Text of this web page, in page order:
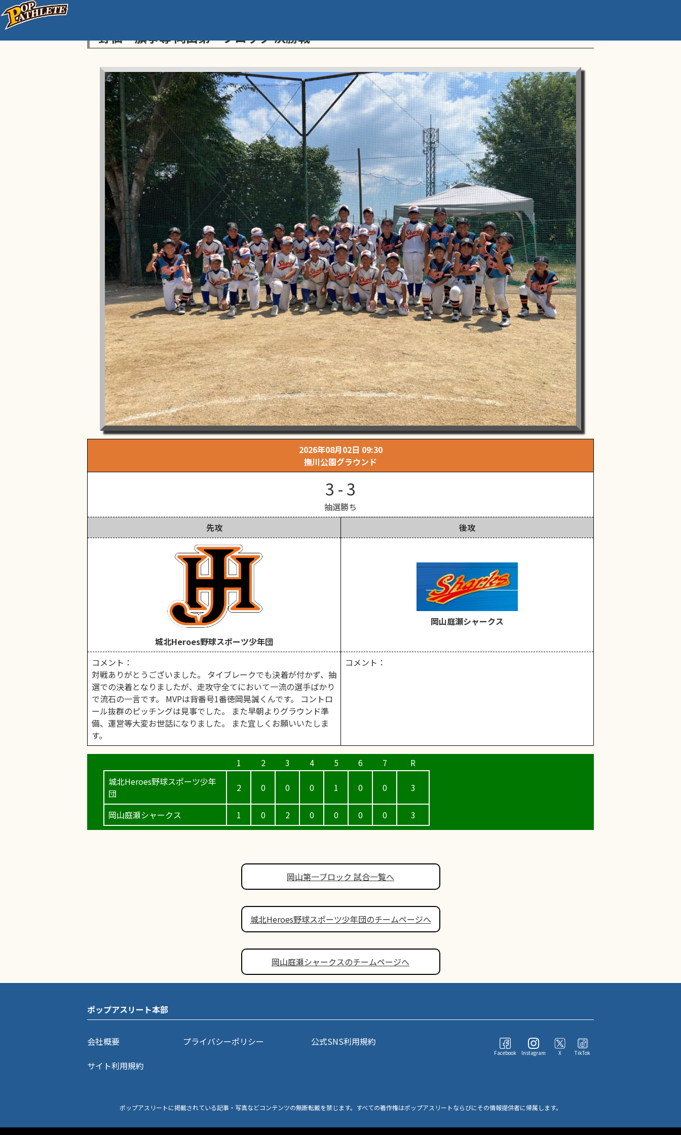
野仙一旗争奪 岡山第一ブロック 決勝戦
2026年08月02日 09:30
撫川公園グラウンド
3 - 3
抽選勝ち
先攻
後攻
城北Heroes野球スポーツ少年団
岡山庭瀬シャークス
コメント：
対戦ありがとうございました。 タイブレークでも決着が付かず、抽
選での決着となりましたが、走攻守全てにおいて一流の選手ばかり
で流石の一言です。 MVPは背番号1番徳岡晃誠くんです。 コントロ
ール抜群のピッチングは見事でした。 また早朝よりグラウンド準
備、運営等大変お世話になりました。 また宜しくお願いいたしま
す。
コメント：
城北Heroes野球スポーツ少年
団
岡山庭瀬シャークス
2
1
0
0
0
2
0
0
1
0
0
0
0
0
3
3
岡山第一ブロック 試合一覧へ
城北Heroes野球スポーツ少年団のチームページへ
岡山庭瀬シャークスのチームページへ
ポップアスリート本部
会社概要 プライバシーポリシー
公式SNS利用規約
サイト利用規約
Facebook Instagram X TikTok
ポップアスリートに掲載されている記事・写真などコンテンツの無断転載を禁じます。すべての著作権はポップアスリートならびにその情報提供者に帰属します。